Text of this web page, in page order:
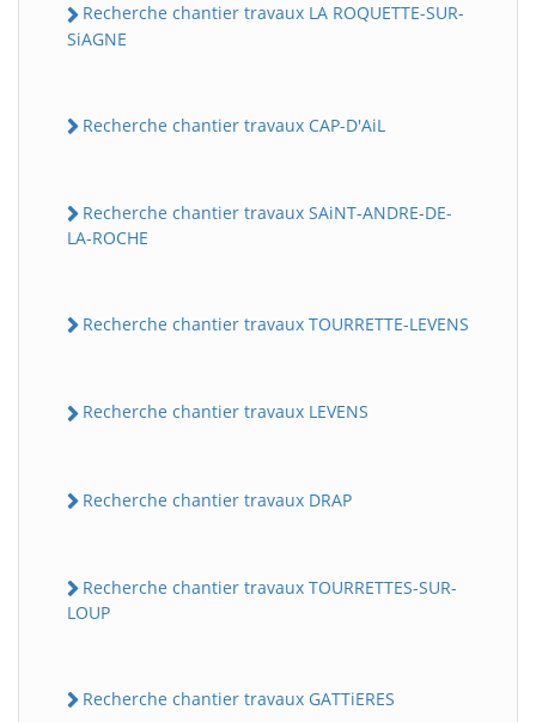
Recherche chantier travaux LA ROQUETTE-SUR-
SiAGNE
Recherche chantier travaux CAP-D'AiL
Recherche chantier travaux SAiNT-ANDRE-DE-
LA-ROCHE
Recherche chantier travaux TOURRETTE-LEVENS
Recherche chantier travaux LEVENS
Recherche chantier travaux DRAP
Recherche chantier travaux TOURRETTES-SUR-
LOUP
Recherche chantier travaux GATTiERES